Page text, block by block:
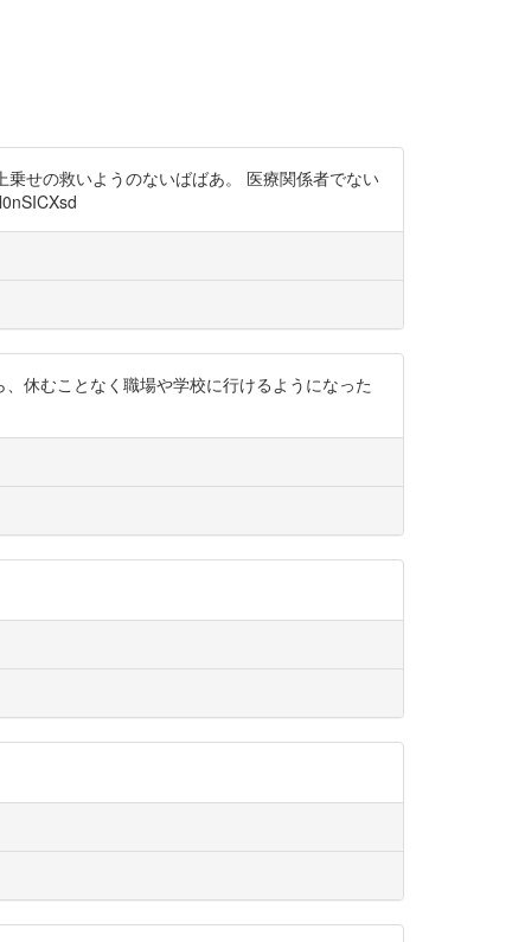
せの救いようのないばばあ。 医療関係者でない
休むことなく職場や学校に行けるようになった